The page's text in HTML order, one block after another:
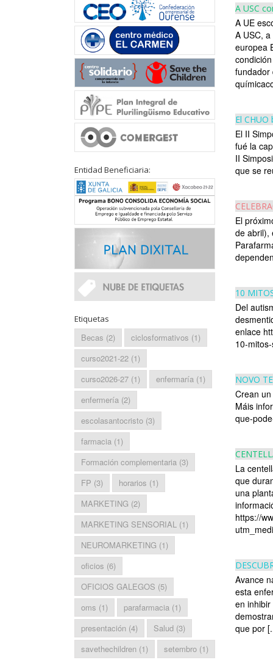
A USC
A UE
A USC,
europea
fundador
El
El II
fué la
II
que se
El
de abril),
10
Del
enlace
10-
NOVO
Crean
Máis
que-
La
que
una
https://
Avance
esta
en
que por
Entidad Beneficiaria:
Etiquetas
Becas (2) ciclosformativos (1)
curso2021-22 (1)
curso2026-27 (1) enfermaría (1)
enfermería (2)
escolasantocristo (3)
farmacia (1)
Formación complementaria (3)
FP (3) horarios (1)
MARKETING (2)
MARKETING SENSORIAL (1)
NEUROMARKETING (1)
oficios (6)
OFICIOS GALEGOS (5)
oms (1) parafarmacia (1)
presentación (4) Salud (3)
savethechildren (1) setembro (1)